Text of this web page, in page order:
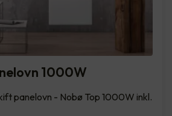
1000W
panelovn - Nobø Top 1000W inkl.